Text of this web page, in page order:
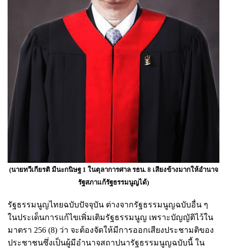
(นายทวีเกียรติ มีนะกนิษฐ 1 ในตุลาการศาล รธน. 8 เสียงข้างมากให้อำนาจ
รัฐสภาแก้รัฐธรรมนูญได้)
รัฐธรรมนูญไทยฉบับปัจจุบัน ต่างจากรัฐธรรมนูญฉบับอื่น ๆ
ในประเด็นการแก้ไขเพิ่มเติมรัฐธรรมนูญ เพราะบัญญัติไว้ใน
มาตรา 256 (8) ว่า จะต้องจัดให้มีการออกเสียงประชามติของ
ประชาชนซึ่งเป็นผู้มีอำนาจสถาปนารัฐธรรมนูญฉบับนี้ ใน